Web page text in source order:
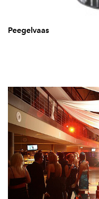
Peegelvaas